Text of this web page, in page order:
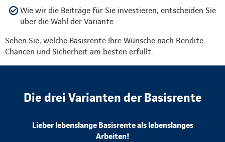
Wie wir die Beiträge für Sie investieren, entscheiden Sie
über die Wahl der Variante.
Sehen Sie, welche Basisrente Ihre Wünsche nach Rendite-
Chancen und Sicherheit am besten erfüllt.
Die drei Varianten der Basisrente
Lieber lebenslange Basisrente als lebenslanges
Arbeiten!